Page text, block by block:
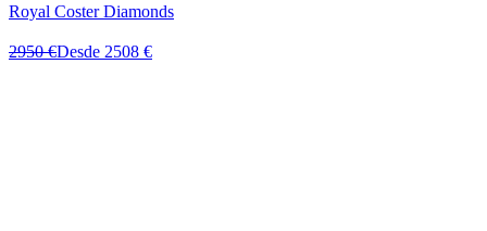
Royal Coster Diamonds
2950 €Desde 2508 €